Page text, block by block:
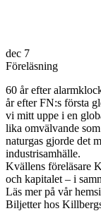
dec 7
Föreläsning
60 år efter
år efter FN:s första
vi mitt uppe i en
lika omvälvande
naturgas gjorde det
industrisamhälle.
Kvällens föreläsare
och kapitalet – i
Läs mer på vår
Biljetter hos